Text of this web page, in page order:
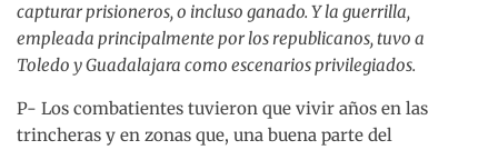
capturar prisioneros, o incluso ganado. Y la guerrilla,
empleada principalmente por los republicanos, tuvo a
Toledo y Guadalajara como escenarios privilegiados.
P- Los combatientes tuvieron que vivir años en las
trincheras y en zonas que, una buena parte del